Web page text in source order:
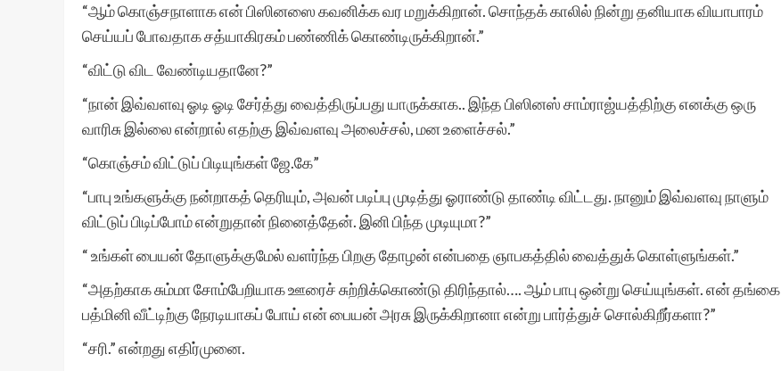
“ஆம் கொஞ்சநாளாக என் பிஸினஸை கவனிக்க வர மறுக்கிறான். சொந்தக் காலில் நின்று தனியாக வியாபாரம்
செய்யப் போவதாக சத்யாகிரகம் பண்ணிக் கொண்டிருக்கிறான்.”
“விட்டு விட வேண்டியதானே?”
“நான் இவ்வளவு ஓடி ஓடி சேர்த்து வைத்திருப்பது யாருக்காக.. இந்த பிஸினஸ் சாம்ராஜ்யத்திற்கு எனக்கு ஒரு
வாரிசு இல்லை என்றால் எதற்கு இவ்வளவு அலைச்சல், மன உளைச்சல்.”
“கொஞ்சம் விட்டுப் பிடியுங்கள் ஜே.கே”
“பாபு உங்களுக்கு நன்றாகத் தெரியும், அவன் படிப்பு முடித்து ஓராண்டு தாண்டி விட்டது. நானும் இவ்வளவு நாளும்
விட்டுப் பிடிப்போம் என்றுதான் நினைத்தேன். இனி பிந்த முடியுமா?”
“ உங்கள் பையன் தோளுக்குமேல் வளர்ந்த பிறகு தோழன் என்பதை ஞாபகத்தில் வைத்துக் கொள்ளுங்கள்.”
“அதற்காக சும்மா சோம்பேறியாக ஊரைச் சுற்றிக்கொண்டு திரிந்தால்…. ஆம் பாபு ஒன்று செய்யுங்கள். என் தங்கை
பத்மினி வீட்டிற்கு நேரடியாகப் போய் என் பையன் அரசு இருக்கிறானா என்று பார்த்துச் சொல்கிறீர்களா?”
“சரி.” என்றது எதிர்முனை.
மனமார்ந்த நன்றிகள்.
இந்த இணையதளம்
பல்லாண்டுகள் தனது
வாழ்த்துக்கள்…